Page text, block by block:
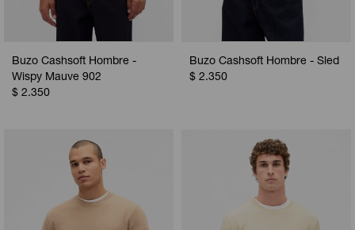
Buzo Cashsoft Hombre -
Wispy Mauve 902
$ 2.350
Buzo Cashsoft Hombre - Sled
$ 2.350